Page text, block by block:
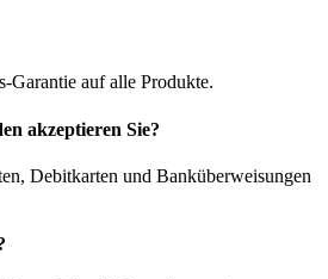
Garantie auf alle Produkte.
akzeptieren Sie?
Debitkarten und Banküberweisungen